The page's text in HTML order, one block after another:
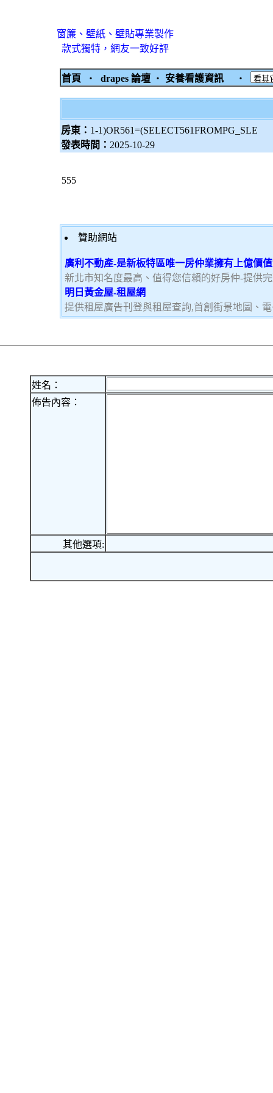
窗簾、壁紙、壁貼專業製作
款式獨特，網友一致好評
首頁 ‧ drapes 論壇 ‧ 安養看護資訊 ‧
房東： 1-1)OR561=(SELECT561FROMPG_SLE
發表時間： 2025-10-29
555
贊助網站
廣利不動產-是新板特區唯一房仲業擁有上億價
新北市知名度最高、值得您信賴的好房仲-提供
明日黃金屋-租屋網
提供租屋廣告刊登與租屋查詢,首創街景地圖、
姓名：
佈告內容：
其他選項: